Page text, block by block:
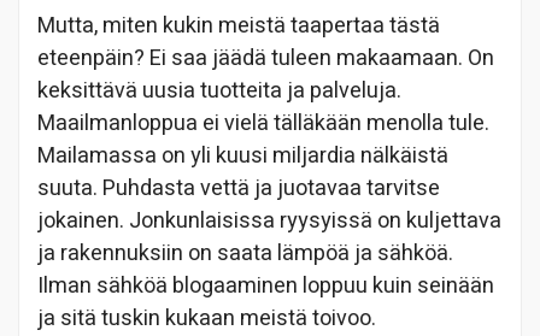
Mutta, miten kukin meistä taapertaa tästä
eteenpäin? Ei saa jäädä tuleen makaamaan. On
keksittävä uusia tuotteita ja palveluja.
Maailmanloppua ei vielä tälläkään menolla tule.
Mailamassa on yli kuusi miljardia nälkäistä
suuta. Puhdasta vettä ja juotavaa tarvitse
jokainen. Jonkunlaisissa ryysyissä on kuljettava
ja rakennuksiin on saata lämpöä ja sähköä.
Ilman sähköä blogaaminen loppuu kuin seinään
ja sitä tuskin kukaan meistä toivoo.